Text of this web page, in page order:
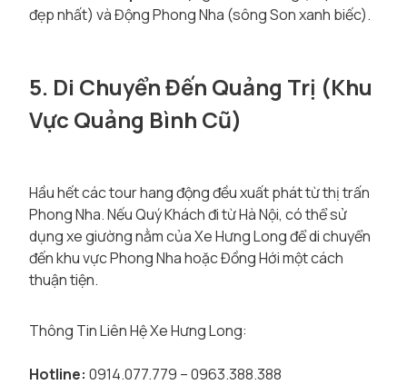
đẹp nhất) và Động Phong Nha (sông Son xanh biếc).
5. Di Chuyển Đến Quảng Trị (Khu
Vực Quảng Bình Cũ)
Hầu hết các tour hang động đều xuất phát từ thị trấn
Phong Nha. Nếu Quý Khách đi từ Hà Nội, có thể sử
dụng xe giường nằm của Xe Hưng Long để di chuyển
đến khu vực Phong Nha hoặc Đồng Hới một cách
thuận tiện.
Thông Tin Liên Hệ Xe Hưng Long:
Hotline: 0914.077.779 – 0963.388.388